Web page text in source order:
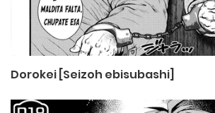
Dorokei [Seizoh ebisubashi]